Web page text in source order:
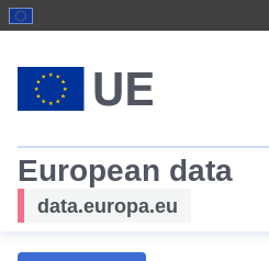
European data
data.europa.eu